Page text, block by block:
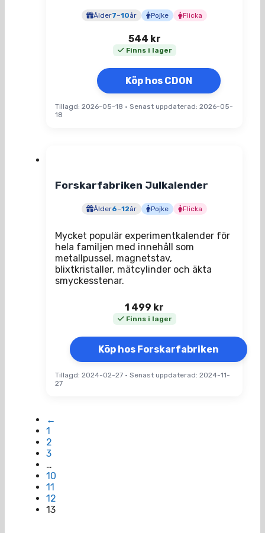
Ålder7–10år Pojke Flicka
544 kr
Finns i lager
Köp hos CDON
Tillagd: 2026-05-18 • Senast uppdaterad: 2026-05-
18
Forskarfabriken Julkalender
Ålder6–12år Pojke Flicka
Mycket populär experimentkalender för
hela familjen med innehåll som
metallpussel, magnetstav,
blixtkristaller, mätcylinder och äkta
smyckesstenar.
1 499 kr
Finns i lager
Köp hos Forskarfabriken
Tillagd: 2024-02-27 • Senast uppdaterad: 2024-11-
27
←
1
2
3
…
10
11
12
13